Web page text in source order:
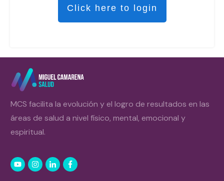
Click here to login
MCS facilita la evolución y el logro de resultados en las
áreas de salud a nivel físico, mental, emocional y
espiritual.